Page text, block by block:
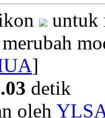
untuk
]
detik
oleh